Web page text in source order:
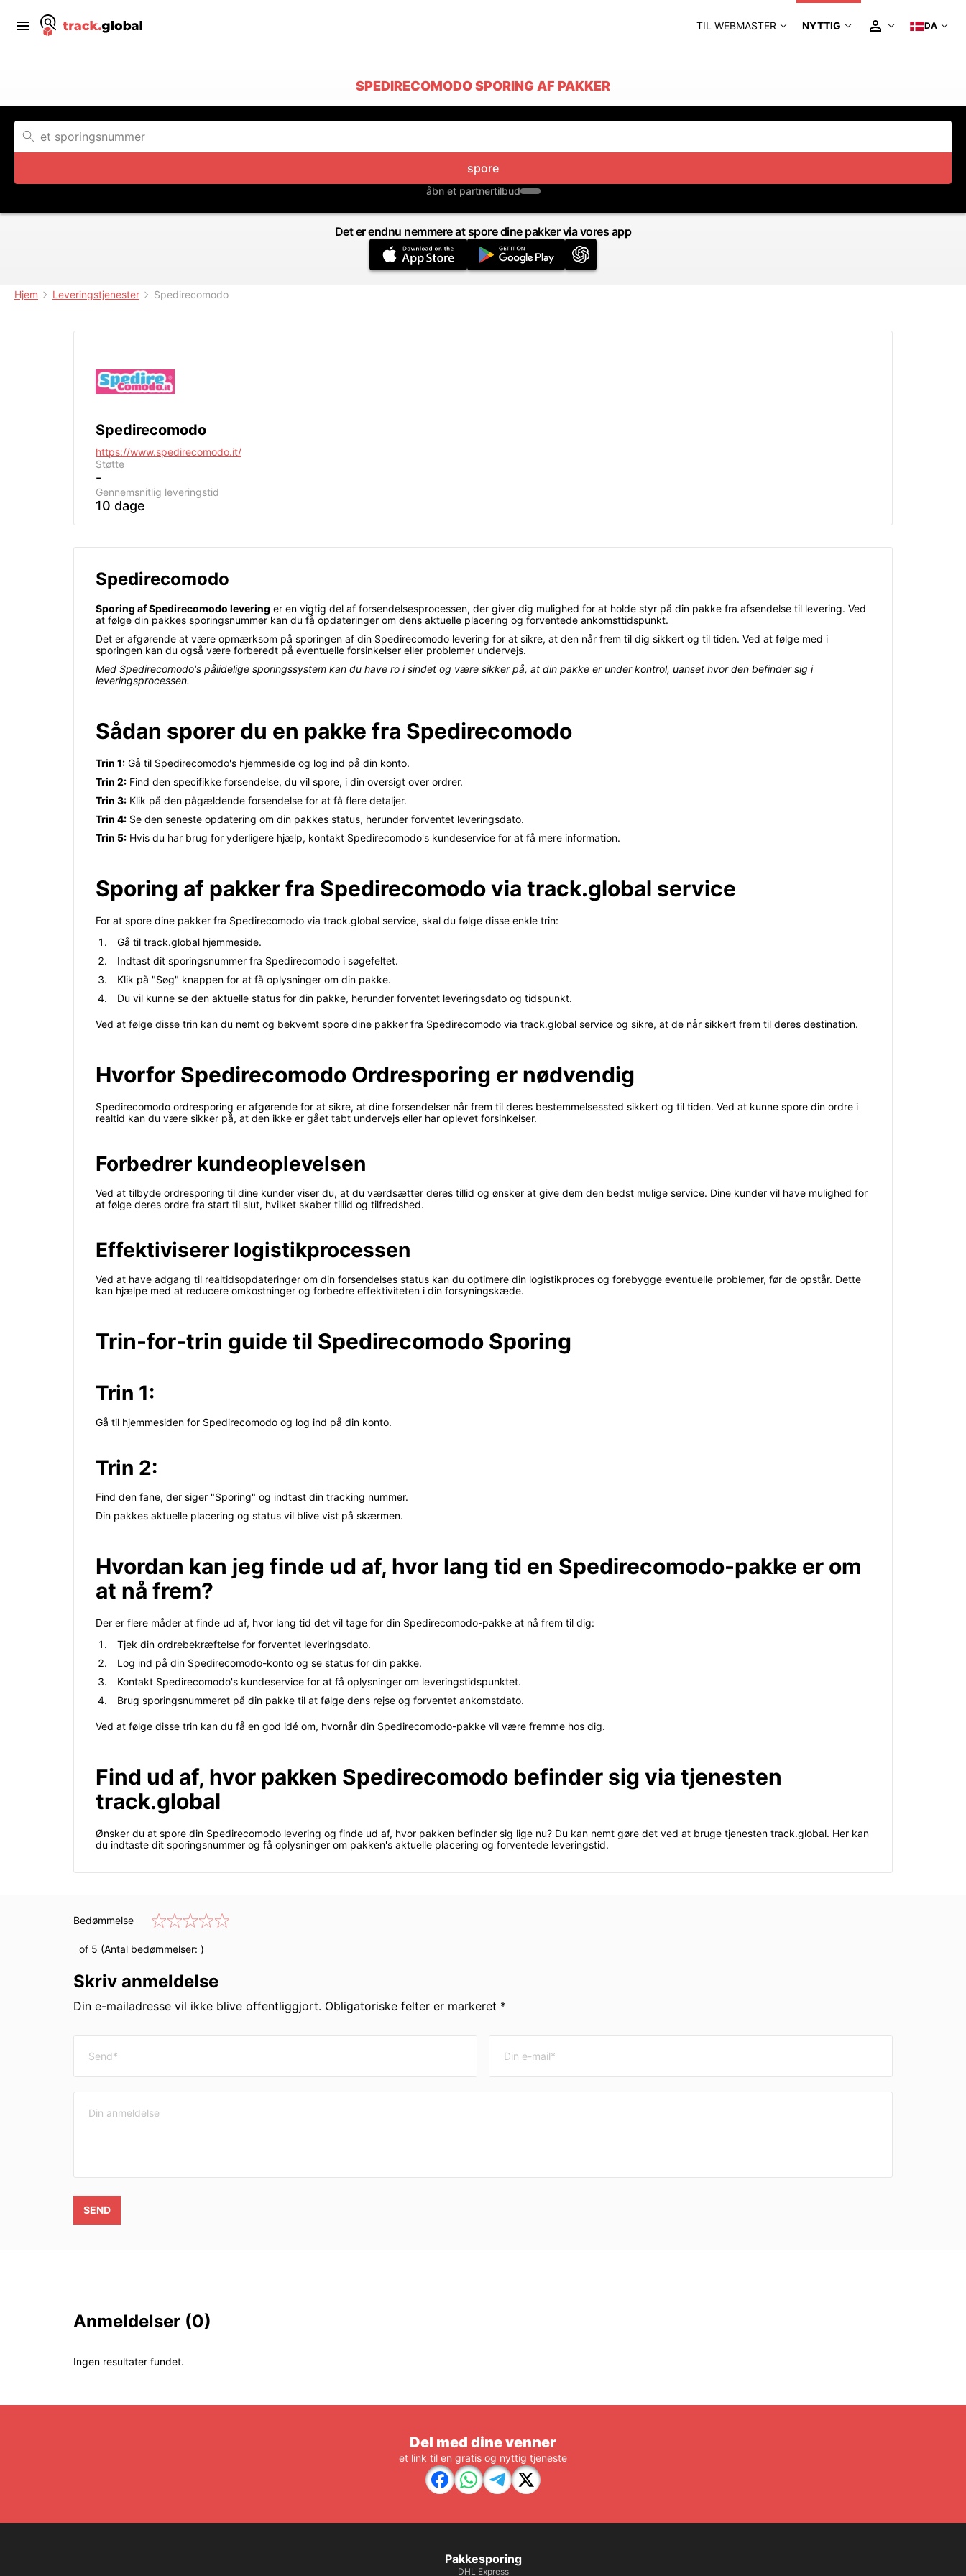
TIL WEBMASTER NYTTIG DA
SPEDIRECOMODO SPORING AF PAKKER
spore
åbn et partnertilbud
Det er endnu nemmere at spore dine pakker via vores app
Hjem Leveringstjenester Spedirecomodo
Spedirecomodo
https://www.spedirecomodo.it/
Støtte
-
Gennemsnitlig leveringstid
10 dage
Spedirecomodo
Sporing af Spedirecomodo levering er en vigtig del af forsendelsesprocessen, der giver dig mulighed for at holde styr på din pakke fra afsendelse til levering. Ved
at følge din pakkes sporingsnummer kan du få opdateringer om dens aktuelle placering og forventede ankomsttidspunkt.
Det er afgørende at være opmærksom på sporingen af din Spedirecomodo levering for at sikre, at den når frem til dig sikkert og til tiden. Ved at følge med i
sporingen kan du også være forberedt på eventuelle forsinkelser eller problemer undervejs.
Med Spedirecomodo's pålidelige sporingssystem kan du have ro i sindet og være sikker på, at din pakke er under kontrol, uanset hvor den befinder sig i
leveringsprocessen.
Sådan sporer du en pakke fra Spedirecomodo
Trin 1: Gå til Spedirecomodo's hjemmeside og log ind på din konto.
Trin 2: Find den specifikke forsendelse, du vil spore, i din oversigt over ordrer.
Trin 3: Klik på den pågældende forsendelse for at få flere detaljer.
Trin 4: Se den seneste opdatering om din pakkes status, herunder forventet leveringsdato.
Trin 5: Hvis du har brug for yderligere hjælp, kontakt Spedirecomodo's kundeservice for at få mere information.
Sporing af pakker fra Spedirecomodo via track.global service
For at spore dine pakker fra Spedirecomodo via track.global service, skal du følge disse enkle trin:
Gå til track.global hjemmeside.
Indtast dit sporingsnummer fra Spedirecomodo i søgefeltet.
Klik på "Søg" knappen for at få oplysninger om din pakke.
Du vil kunne se den aktuelle status for din pakke, herunder forventet leveringsdato og tidspunkt.
Ved at følge disse trin kan du nemt og bekvemt spore dine pakker fra Spedirecomodo via track.global service og sikre, at de når sikkert frem til deres destination.
Hvorfor Spedirecomodo Ordresporing er nødvendig
Spedirecomodo ordresporing er afgørende for at sikre, at dine forsendelser når frem til deres bestemmelsessted sikkert og til tiden. Ved at kunne spore din ordre i
realtid kan du være sikker på, at den ikke er gået tabt undervejs eller har oplevet forsinkelser.
Forbedrer kundeoplevelsen
Ved at tilbyde ordresporing til dine kunder viser du, at du værdsætter deres tillid og ønsker at give dem den bedst mulige service. Dine kunder vil have mulighed for
at følge deres ordre fra start til slut, hvilket skaber tillid og tilfredshed.
Effektiviserer logistikprocessen
Ved at have adgang til realtidsopdateringer om din forsendelses status kan du optimere din logistikproces og forebygge eventuelle problemer, før de opstår. Dette
kan hjælpe med at reducere omkostninger og forbedre effektiviteten i din forsyningskæde.
Trin-for-trin guide til Spedirecomodo Sporing
Trin 1:
Gå til hjemmesiden for Spedirecomodo og log ind på din konto.
Trin 2:
Find den fane, der siger "Sporing" og indtast din tracking nummer.
Din pakkes aktuelle placering og status vil blive vist på skærmen.
Hvordan kan jeg finde ud af, hvor lang tid en Spedirecomodo-pakke er om
at nå frem?
Der er flere måder at finde ud af, hvor lang tid det vil tage for din Spedirecomodo-pakke at nå frem til dig:
Tjek din ordrebekræftelse for forventet leveringsdato.
Log ind på din Spedirecomodo-konto og se status for din pakke.
Kontakt Spedirecomodo's kundeservice for at få oplysninger om leveringstidspunktet.
Brug sporingsnummeret på din pakke til at følge dens rejse og forventet ankomstdato.
Ved at følge disse trin kan du få en god idé om, hvornår din Spedirecomodo-pakke vil være fremme hos dig.
Find ud af, hvor pakken Spedirecomodo befinder sig via tjenesten
track.global
Ønsker du at spore din Spedirecomodo levering og finde ud af, hvor pakken befinder sig lige nu? Du kan nemt gøre det ved at bruge tjenesten track.global. Her kan
du indtaste dit sporingsnummer og få oplysninger om pakken's aktuelle placering og forventede leveringstid.
Bedømmelse
of 5 (Antal bedømmelser: )
Skriv anmeldelse
Din e-mailadresse vil ikke blive offentliggjort. Obligatoriske felter er markeret *
SEND
Anmeldelser (0)
Ingen resultater fundet.
Del med dine venner
et link til en gratis og nyttig tjeneste
Pakkesporing
DHL Express